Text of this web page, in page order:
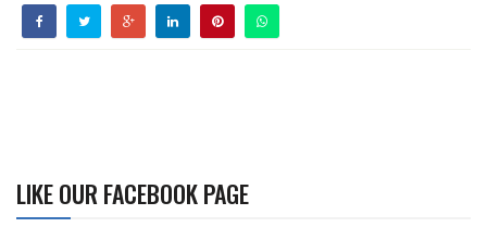
LIKE OUR FACEBOOK PAGE